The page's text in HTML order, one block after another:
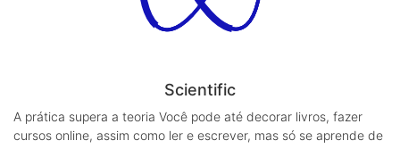
Scientific
A prática supera a teoria Você pode até decorar livros, fazer
cursos online, assim como ler e escrever, mas só se aprende de